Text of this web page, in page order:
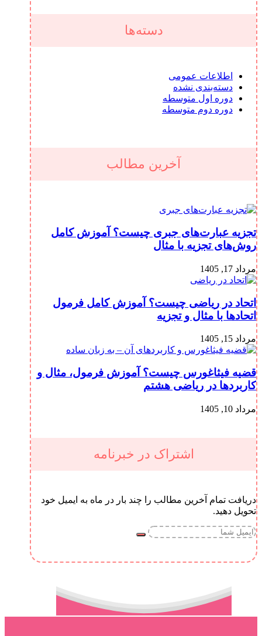
دسته‌ها
اطلاعات عمومی
دسته‌بندی نشده
دوره اول متوسطه
دوره دوم متوسطه
آخرین مطالب
تجزیه عبارت‌های جبری چیست؟ آموزش کامل
روش‌های تجزیه با مثال
مرداد 17, 1405
اتحاد در ریاضی چیست؟ آموزش کامل فرمول
اتحادها با مثال و تجزیه
مرداد 15, 1405
قضیه فیثاغورس چیست؟ آموزش فرمول، مثال و
کاربردها در ریاضی هشتم
مرداد 10, 1405
اشتراک در خبرنامه
دریافت تمام آخرین مطالب را چند بار در ماه به ایمیل خود
تحویل دهید.